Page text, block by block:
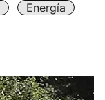
Energía